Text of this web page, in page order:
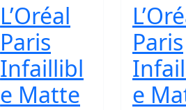
L’Oréal
Paris
Infaillibl
e Matte
Paris
e